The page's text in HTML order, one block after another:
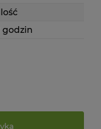
godzin